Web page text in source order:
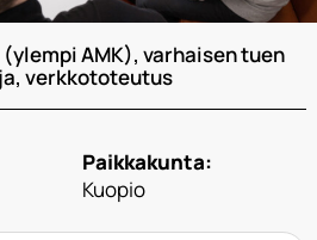
AMK), varhaisen tuen
verkkototeutus
Paikkakunta:
Kuopio